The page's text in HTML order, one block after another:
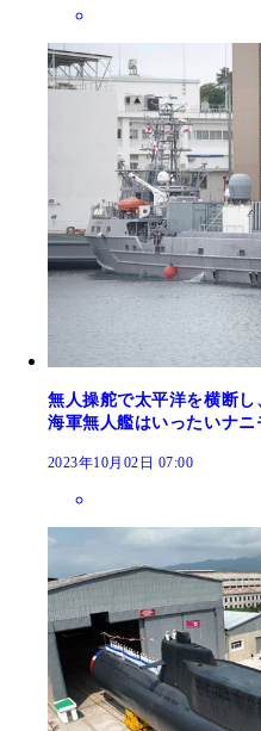
無人操舵で太平洋を横断
海軍無人艦はいったいナニ
2023年10月02日 07:00